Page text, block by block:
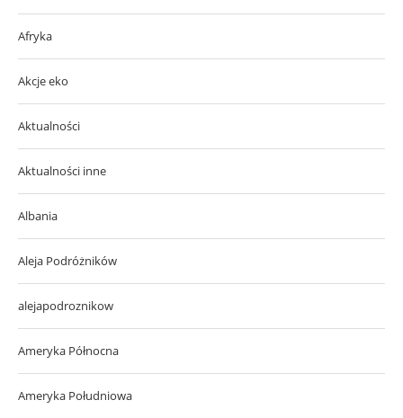
Afryka
Akcje eko
Aktualności
Aktualności inne
Albania
Aleja Podróżników
alejapodroznikow
Ameryka Północna
Ameryka Południowa